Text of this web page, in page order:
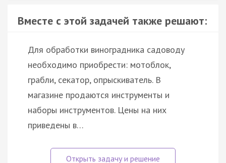
Вместе с этой задачей также решают:
Для обработки виноградника садоводу
необходимо приобрести: мотоблок,
грабли, секатор, опрыскиватель. В
магазине продаются инструменты и
наборы инструментов. Цены на них
приведены в…